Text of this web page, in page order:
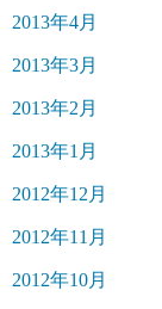
2013年4月
2013年3月
2013年2月
2013年1月
2012年12月
2012年11月
2012年10月